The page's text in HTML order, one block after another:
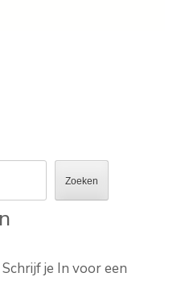
Zoeken
je In voor een